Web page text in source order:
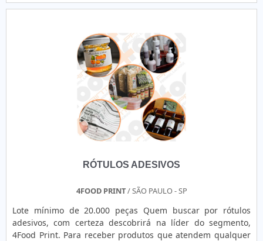
de obra da 4Food Print o cliente obterá assertividade e
RÓTULOS ADESIVOS
4FOOD PRINT/ SÃO PAULO - SP
Lote mínimo de 20.000 peças Quem buscar por rótulos
adesivos, com certeza descobrirá na líder do segmento,
4Food Print. Para receber produtos que atendem qualquer